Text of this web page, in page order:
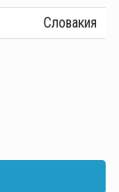
Словакия